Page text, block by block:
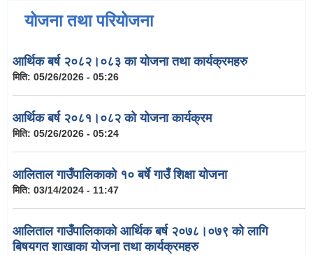
योजना तथा परियोजना
आर्थिक बर्ष २०८२।०८३ का योजना तथा कार्यक्रमहरु
मिति: 05/26/2026 - 05:26
आर्थिक बर्ष २०८१।०८२ को योजना कार्यक्रम
मिति: 05/26/2026 - 05:24
आलिताल गाउँपालिकाको १० बर्षे गाउँ शिक्षा योजना
मिति: 03/14/2024 - 11:47
आलिताल गाउँपालिकाको आर्थिक बर्ष २०७८।०७९ को लागि
बिषयगत शाखाका योजना तथा कार्यक्रमहरु